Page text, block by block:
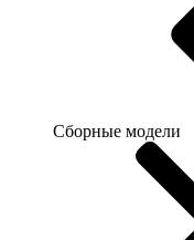
Сборные модели